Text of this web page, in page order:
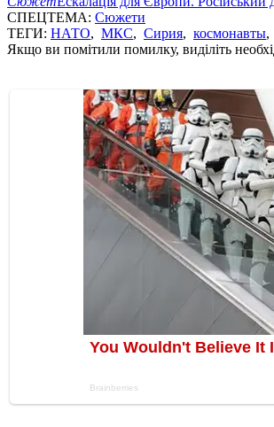
СПЕЦТЕМА: Сюжети
ТЕГИ: НАТО, МКС, Сирия, космонавты,
Якщо ви помітили помилку, виділіть